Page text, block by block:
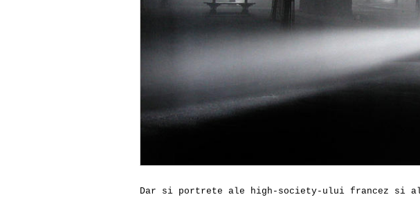
Dar si portrete ale high-society-ului francez si